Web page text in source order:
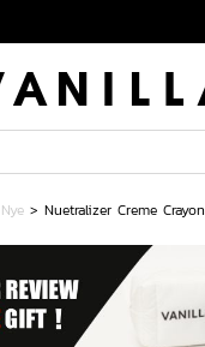
>Nuetralizer Creme Crayon